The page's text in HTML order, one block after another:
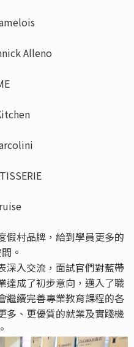
Alleno
假村品牌，給到學員更多的
。
深入交流，面試官們對藍帶
達成了初步意向，邁入了職
繼續完善專業教育課程的各
多、更優質的就業及實踐機